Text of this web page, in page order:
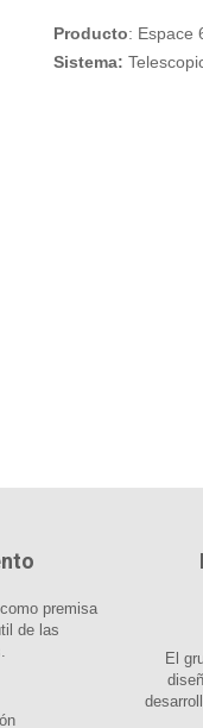
Producto: Espace
Sistema:
premisa
de las
El